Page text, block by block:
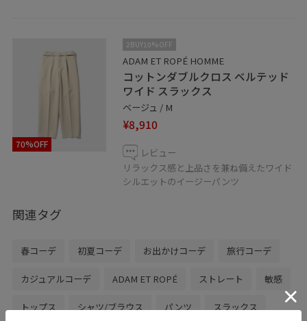
加】をタップしてください！
70%OFF
2BUY10%OFF
ADAM ET ROPÉ HOMME
コットンダブルクロス ベルテッド
ワイド スラックス
ベージュ / M
¥8,910
レビュー
リラックス感と上品さを兼ね備えたワイド
シルエットのイージーパンツ
関連タグ
春コーデ 初夏コーデ お出かけコーデ 旅行コーデ
カジュアルコーデ ADAM ET ROPÉ ストレート 敏感
トップス シャツ/ブラウス パンツ スラックス